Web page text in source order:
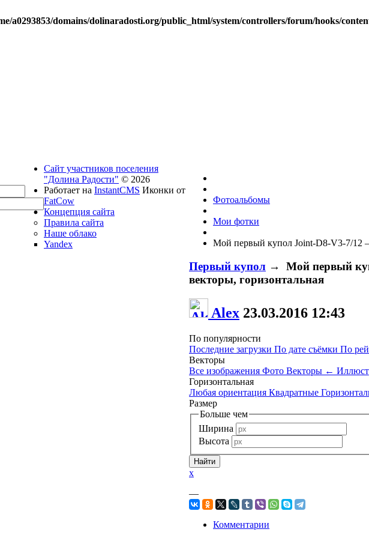
a0293853/domains/dolinaradosti.org/public_html/system/controllers/forum/hooks/
Фотоальбомы
Мои фотки
Мой первый купол Joint-D8-V3-7/12
Первый купол → Мой первый
векторы, горизонтальная
Alex 23.03.2016 12:43
По популярности
Последние загрузки По дате съёмки По
Векторы
Все изображения Фото Векторы ←
Горизонтальная
Любая ориентация Квадратные
Размер
Больше чем
Ширина
Высота
x
—
Комментарии
Сайт участников поселения
"Долина Радости" © 2026
Работает на InstantCMS Иконки от
FatCow
Концепция сайта
Правила сайта
Наше облако
Yandex